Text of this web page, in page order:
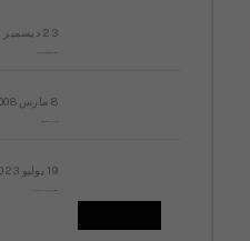
23 ديسمبر 2011
8 مارس 2008
19 يوليو 2023